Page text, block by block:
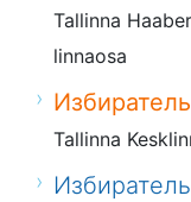
Tallinna
linnaosa
Tallinna